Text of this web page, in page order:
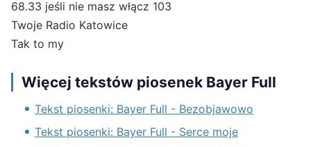
68.33 jeśli nie masz włącz 103
Twoje Radio Katowice
Tak to my
Więcej tekstów piosenek Bayer Full
Tekst piosenki: Bayer Full - Bezobjawowo
Tekst piosenki: Bayer Full - Serce moje